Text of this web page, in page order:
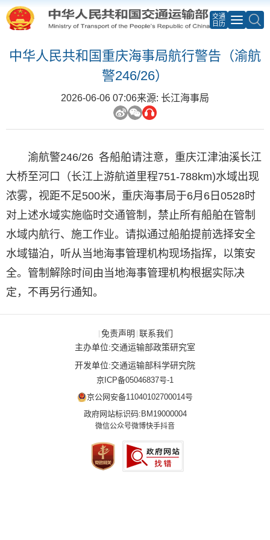
交通
日历
中华人民共和国重庆海事局航行警告（渝航
警246/26）
2026-06-06 07:06来源: 长江海事局
渝航警246/26 各船舶请注意，重庆江津油溪长江
大桥至河口（长江上游航道里程751-788km)水域出现
浓雾，视距不足500米，重庆海事局于6月6日0528时
对上述水域实施临时交通管制，禁止所有船舶在管制
水域内航行、施工作业。请拟通过船舶提前选择安全
水域锚泊，听从当地海事管理机构现场指挥，以策安
全。管制解除时间由当地海事管理机构根据实际决
定，不再另行通知。
| 免责声明 | 联系我们
主办单位:交通运输部政策研究室
开发单位:交通运输部科学研究院
京ICP备05046837号-1
京公网安备11040102700014号
政府网站标识码:BM19000004
微信公众号微博快手抖音